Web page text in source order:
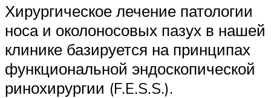
Хирургическое лечение патологии
носа и околоносовых пазух в нашей
клинике базируется на принципах
функциональной эндоскопической
ринохирургии (F.E.S.S.).